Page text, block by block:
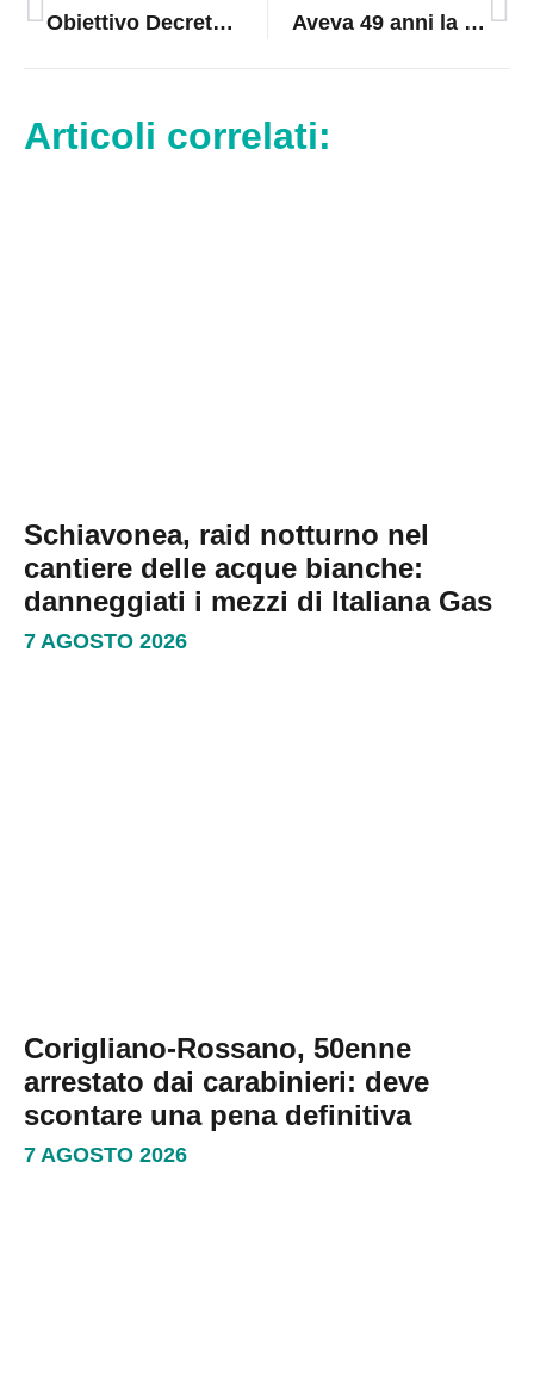
Obiettivo Decreto: Rapani spinge per la regolarizzazione della pesca della sardella Aveva 49 anni la vittima dell’incidente sulla Statale 106
Articoli correlati:
Schiavonea, raid notturno nel
cantiere delle acque bianche:
danneggiati i mezzi di Italiana Gas
7 AGOSTO 2026
Corigliano-Rossano, 50enne
arrestato dai carabinieri: deve
scontare una pena definitiva
7 AGOSTO 2026